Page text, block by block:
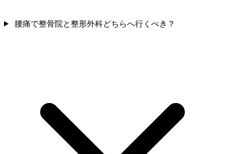
腰痛で整骨院と整形外科どちらへ行くべき？